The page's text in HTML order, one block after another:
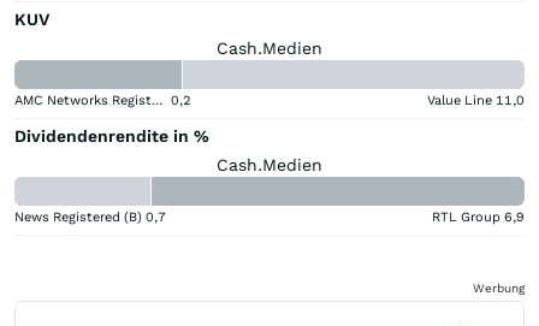
KUV
Cash.Medien
AMC Networks Registered (A) 0,2 Value Line 11,0
Dividendenrendite in %
Cash.Medien
News Registered (B) 0,7 RTL Group 6,9
Werbung